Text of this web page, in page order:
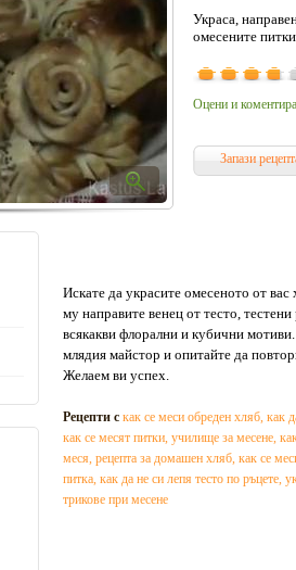
Украса,
омесените
Оцени и
Запази
Искате да украсите омесеното от
му направите венец от тесто,
всякакви флорални и кубични
млядия майстор и опитайте да
Желаем ви успех.
Рецепти с как се меси обреден хляб, как
как се месят питки, училище за месене,
меся, рецепта за домашен хляб, как се
питка, как да не си лепя тесто по ръцете,
трикове при месене